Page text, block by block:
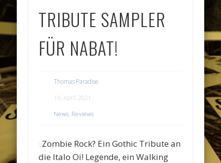
TRIBUTE SAMPLER
FÜR NABAT!
Thomas Paradise
16. April 2021
News, Reviews
Zombie Rock? Ein Gothic Tribute an
die Italo Oi! Legende, ein Walking